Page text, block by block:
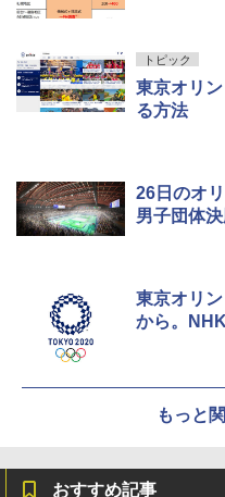
トピック
東京オリ
る方法
26日のオ
男子団体
東京オリ
から。
もっと
おすすめ記事